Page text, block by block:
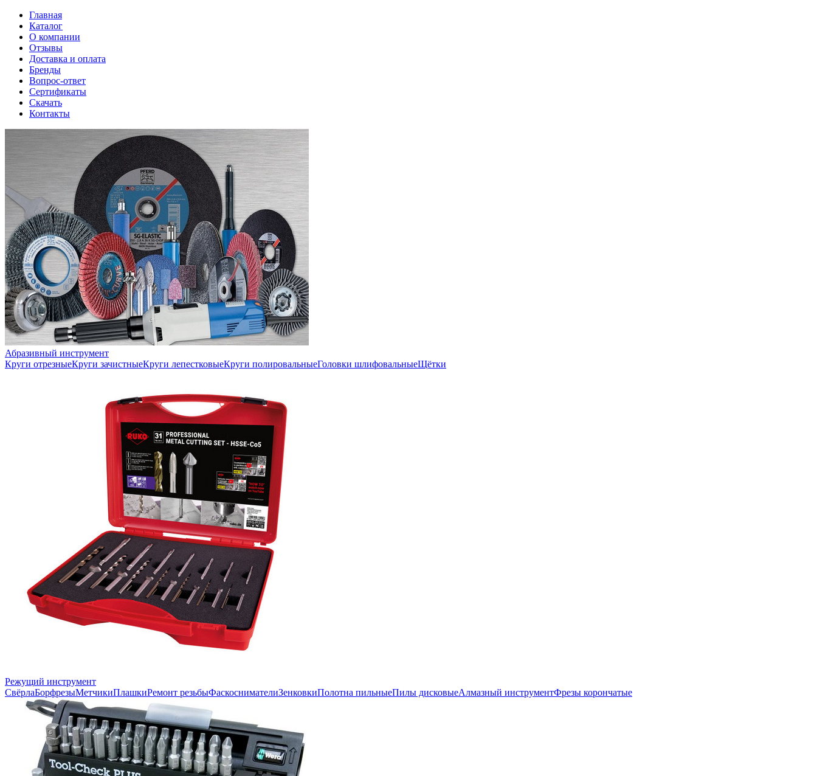
Главная
Каталог
О компании
Отзывы
Доставка и оплата
Бренды
Вопрос-ответ
Сертификаты
Скачать
Контакты
Абразивный инструмент
Круги отрезныеКруги зачистныеКруги лепестковыеКруги полировальныеГоловки шлифовальныеЩётки
Режущий инструмент
СвёрлаБорфрезыМетчикиПлашкиРемонт резьбыФаскоснимателиЗенковкиПолотна пильныеПилы дисковыеАлмазный инструментФрезы корончатые